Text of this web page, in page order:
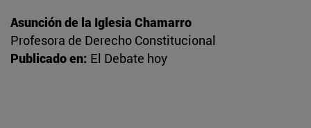
Asunción de la Iglesia Chamarro
Profesora de Derecho Constitucional
Publicado en: El Debate hoy